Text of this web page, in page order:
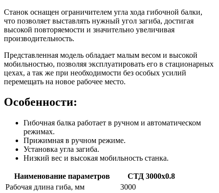
Станок оснащен ограничителем угла хода гибочной балки,
что позволяет выставлять нужный угол загиба, достигая
высокой повторяемости и значительно увеличивая
производительность.
Представленная модель обладает малым весом и высокой
мобильностью, позволяя эксплуатировать его в стационарных
цехах, а так же при необходимости без особых усилий
перемещать на новое рабочее место.
Особенности:
Гибочная балка работает в ручном и автоматическом
режимах.
Прижимная в ручном режиме.
Установка угла загиба.
Низкий вес и высокая мобильность станка.
Наименование параметров
СТД 3000х0.8
Рабочая длина гиба, мм
3000